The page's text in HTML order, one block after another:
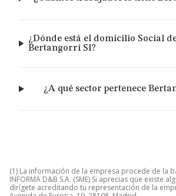
¿Dónde está el domicilio Social
Bertangorri Sl?
¿A qué sector pertenece
(1) La información de la empresa procede de la
INFORMA D&B S.A. (SME) Si aprecias que existe
dirígete acreditando tu representación de la